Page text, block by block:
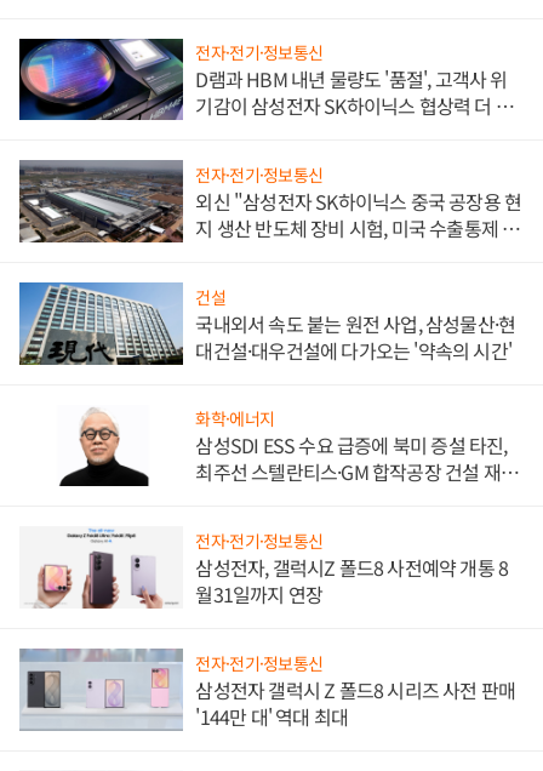
전자·전기·정보통신
D램과 HBM 내년 물량도 '품절', 고객사 위
기감이 삼성전자 SK하이닉스 협상력 더 키
전자·전기·정보통신
외신 "삼성전자 SK하이닉스 중국 공장용 현
지 생산 반도체 장비 시험, 미국 수출통제 대
건설
국내외서 속도 붙는 원전 사업, 삼성물산·현
대건설·대우건설에 다가오는 '약속의 시간'
화학·에너지
삼성SDI ESS 수요 급증에 북미 증설 타진,
최주선 스텔란티스·GM 합작공장 건설 재추
전자·전기·정보통신
삼성전자, 갤럭시Z 폴드8 사전예약 개통 8
월31일까지 연장
전자·전기·정보통신
삼성전자 갤럭시 Z 폴드8 시리즈 사전 판매
'144만 대' 역대 최대